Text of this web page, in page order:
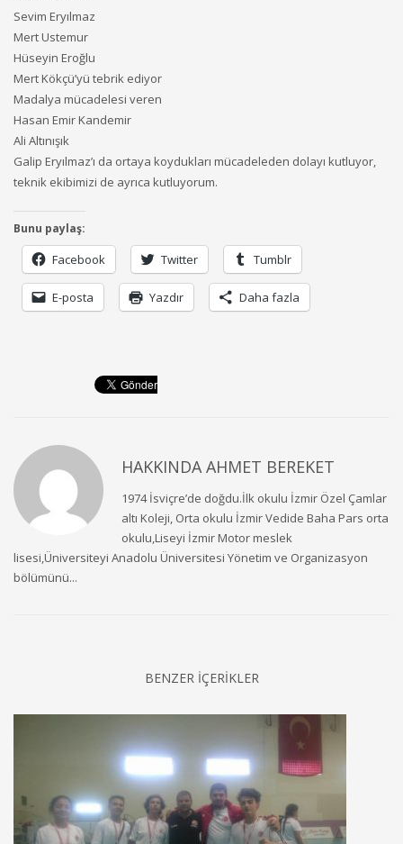
Sevim Eryılmaz
Mert Ustemur
Hüseyin Eroğlu
Mert Kökçü’yü tebrik ediyor
Madalya mücadelesi veren
Hasan Emir Kandemir
Ali Altınışık
Galip Eryılmaz’ı da ortaya koydukları mücadeleden dolayı kutluyor,
teknik ekibimizi de ayrıca kutluyorum.
Bunu paylaş:
Facebook Twitter Tumblr
E-posta Yazdır Daha fazla
HAKKINDA AHMET BEREKET
1974 İsviçre’de doğdu.İlk okulu İzmir Özel Çamlar
altı Koleji, Orta okulu İzmir Vedide Baha Pars orta
okulu,Liseyi İzmir Motor meslek
lisesi,Üniversiteyi Anadolu Üniversitesi Yönetim ve Organizasyon
bölümünü...
BENZER İÇERİKLER